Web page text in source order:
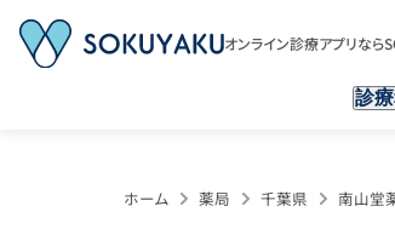
オンライン診療アプリなら
診
ホーム 薬局 千葉県 南山堂